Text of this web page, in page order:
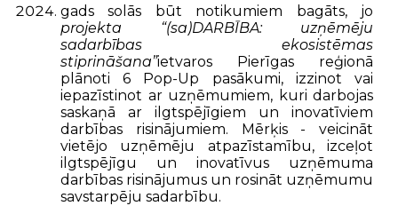
gads solās būt notikumiem bagāts, jo
projekta “(sa)DARBĪBA: uzņēmēju
sadarbības ekosistēmas
stiprināšana”ietvaros Pierīgas reģionā
plānoti 6 Pop-Up pasākumi, izzinot vai
iepazīstinot ar uzņēmumiem, kuri darbojas
saskaņā ar ilgtspējīgiem un inovatīviem
darbības risinājumiem. Mērķis - veicināt
vietējo uzņēmēju atpazīstamību, izceļot
ilgtspējīgu un inovatīvus uzņēmuma
darbības risinājumus un rosināt uzņēmumu
savstarpēju sadarbību.